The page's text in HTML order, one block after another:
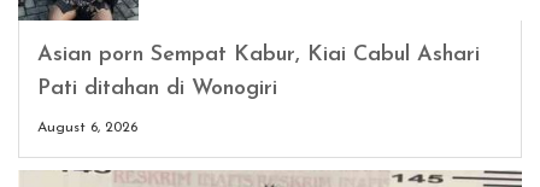
Asian porn Sempat Kabur, Kiai Cabul Ashari
Pati ditahan di Wonogiri
August 6, 2026